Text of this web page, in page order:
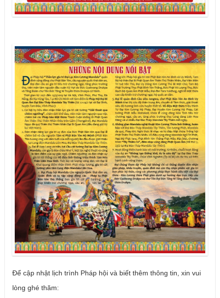
Để cập nhật lịch trình Pháp hội và biết thêm thông tin, xin vui
lòng ghé thăm: